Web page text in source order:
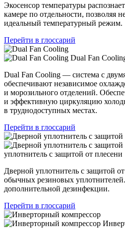
Экосенсор температуры
камере по отдельности, позволяя
идеальный температурный режим.
Перейти в глоссарий
Dual Fan
Dual Fan Cooling — система с
обеспечивают независимое
и морозильного отделений.
и эффективную циркуляцию
в труднодоступных местах.
Перейти в глоссарий
уплотнитель с защитой от плесени
Дверной уплотнитель с защитой
обычных резиновых
дополнительной дезинфекции.
Перейти в глоссарий